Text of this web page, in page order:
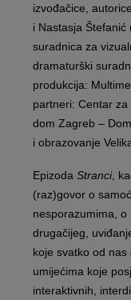
izvođačice,
i Nastasja Štefanić
suradnica za
dramaturški
produkcija:
partneri: Centar
dom Zagreb –
i obrazovanje
Epizoda Stranci,
(raz)govor o
nesporazumima,
drugačijeg,
koje svatko od
umijećima koje
interaktivnih,